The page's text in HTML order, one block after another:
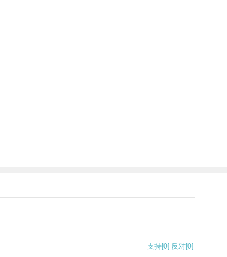
支持[0] 反对[0]